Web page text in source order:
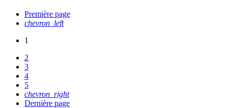
Première page
chevron_left
1
2
3
4
5
chevron_right
Dernière page